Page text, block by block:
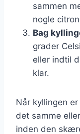
sammen
nogle
Bag
grader
eller indtil
klar.
Når kyllingen
det samme
inden den